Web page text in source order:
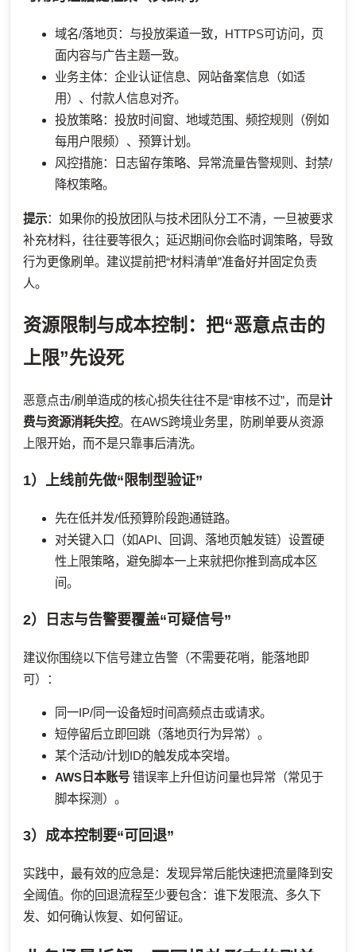
域名/落地页：与投放渠道一致，HTTPS可访问，页
面内容与广告主题一致。
业务主体：企业认证信息、网站备案信息（如适
用）、付款人信息对齐。
投放策略：投放时间窗、地域范围、频控规则（例如
每用户限频）、预算计划。
风控措施：日志留存策略、异常流量告警规则、封禁/
降权策略。
提示：如果你的投放团队与技术团队分工不清，一旦被要求
补充材料，往往要等很久；延迟期间你会临时调策略，导致
行为更像刷单。建议提前把“材料清单”准备好并固定负责
人。
资源限制与成本控制：把“恶意点击的
上限”先设死
恶意点击/刷单造成的核心损失往往不是“审核不过”，而是计
费与资源消耗失控。在AWS跨境业务里，防刷单要从资源
上限开始，而不是只靠事后清洗。
1）上线前先做“限制型验证”
先在低并发/低预算阶段跑通链路。
对关键入口（如API、回调、落地页触发链）设置硬
性上限策略，避免脚本一上来就把你推到高成本区
间。
2）日志与告警要覆盖“可疑信号”
建议你围绕以下信号建立告警（不需要花哨，能落地即
可）：
同一IP/同一设备短时间高频点击或请求。
短停留后立即回跳（落地页行为异常）。
某个活动/计划ID的触发成本突增。
AWS日本账号 错误率上升但访问量也异常（常见于
脚本探测）。
3）成本控制要“可回退”
实践中，最有效的应急是：发现异常后能快速把流量降到安
全阈值。你的回退流程至少要包含：谁下发限流、多久下
发、如何确认恢复、如何留证。